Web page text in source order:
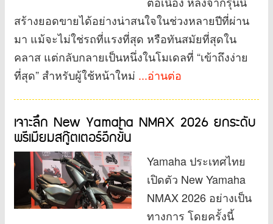
สร้างยอดขายได้อย่างน่าสนใจในช่วงหลายปีที่ผ่าน
มา แม้จะไม่ใช่รถที่แรงที่สุด หรือทันสมัยที่สุดใน
คลาส แต่กลับกลายเป็นหนึ่งในโมเดลที่ “เข้าถึงง่าย
ที่สุด” สำหรับผู้ใช้หน้าใหม่ ...อ่านต่อ
เจาะลึก New Yamaha NMAX 2026 ยกระดับ
พรีเมียมสกู๊ตเตอร์อีกขั้น
Yamaha ประเทศไทย
เปิดตัว New Yamaha
NMAX 2026 อย่างเป็น
ทางการ โดยครั้งนี้